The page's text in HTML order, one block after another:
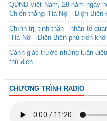
QĐND Việt Nam, 28 năm ngày
Chiến thắng “Hà Nội - Điện Biên
Chính trị, tinh thần - nhân tố
"Hà Nội - Điện Biên phủ trên
Cảnh giác trước những luận
thù địch
CHƯƠNG TRÌNH RADIO